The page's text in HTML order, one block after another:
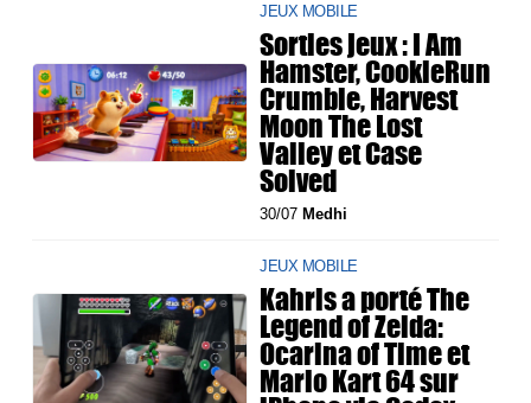
JEUX MOBILE
Sorties jeux : I Am
Hamster, CookieRun
Crumble, Harvest
Moon The Lost
Valley et Case
Solved
30/07 Medhi
JEUX MOBILE
Kahris a porté The
Legend of Zelda:
Ocarina of Time et
Mario Kart 64 sur